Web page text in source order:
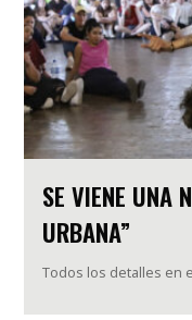
SE VIENE UNA
URBANA”
Todos los detalles en